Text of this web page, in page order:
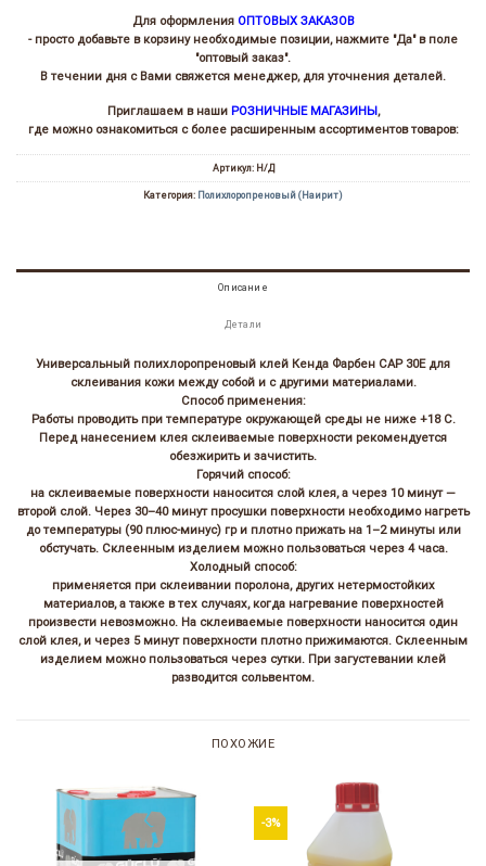
Для оформления ОПТОВЫХ ЗАКАЗОВ
- просто добавьте в корзину необходимые позиции, нажмите "Да" в поле
"оптовый заказ".
В течении дня с Вами свяжется менеджер, для уточнения деталей.
Приглашаем в наши РОЗНИЧНЫЕ МАГАЗИНЫ,
где можно ознакомиться с более расширенным ассортиментов товаров:
Артикул: Н/Д
Категория: Полихлоропреновый (Наирит)
Описание
Детали
Универсальный полихлоропреновый клей Кенда Фарбен САР 30Е для
склеивания кожи между собой и с другими материалами.
Способ применения:
Работы проводить при температуре окружающей среды не ниже +18 С.
Перед нанесением клея склеиваемые поверхности рекомендуется
обезжирить и зачистить.
Горячий способ:
на склеиваемые поверхности наносится слой клея, а через 10 минут —
второй слой. Через 30–40 минут просушки поверхности необходимо нагреть
до температуры (90 плюс-минус) гр и плотно прижать на 1–2 минуты или
обстучать. Склеенным изделием можно пользоваться через 4 часа.
Холодный способ:
применяется при склеивании поролона, других нетермостойких
материалов, а также в тех случаях, когда нагревание поверхностей
произвести невозможно. На склеиваемые поверхности наносится один
слой клея, и через 5 минут поверхности плотно прижимаются. Склеенным
изделием можно пользоваться через сутки. При загустевании клей
разводится сольвентом.
ПОХОЖИЕ
-3%